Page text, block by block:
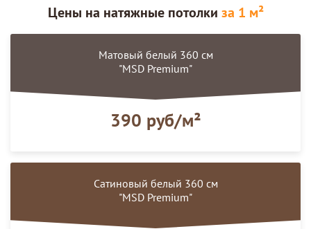
Цены на натяжные потолки за 1 м²
Матовый белый 360 см
"MSD Premium"
390 руб/м²
Сатиновый белый 360 см
"MSD Premium"